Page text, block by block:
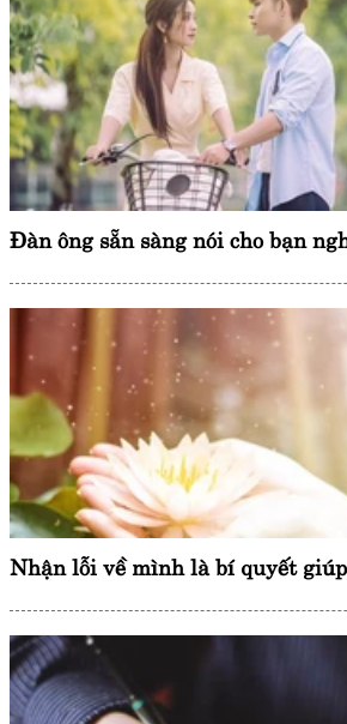
Đàn ông sẵn sàng nói cho bạn
Nhận lỗi về mình là bí quyết